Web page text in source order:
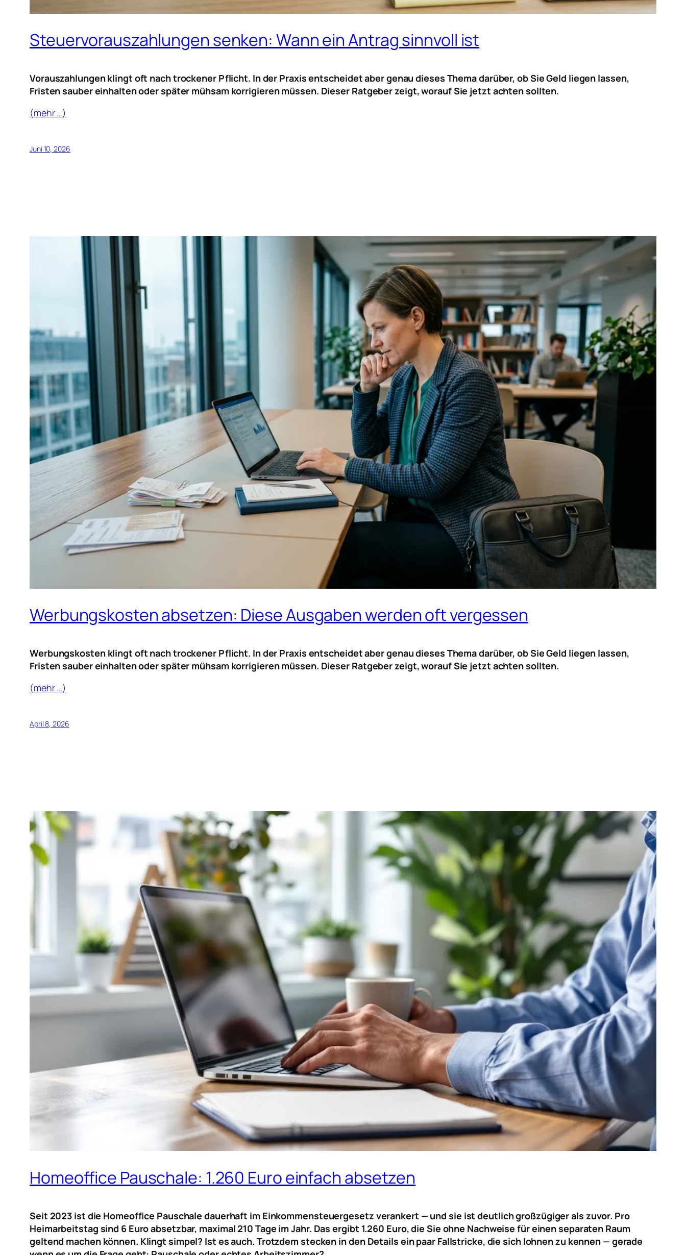
Steuervorauszahlungen senken: Wann ein Antrag sinnvoll ist
Vorauszahlungen klingt oft nach trockener Pflicht. In der Praxis entscheidet aber genau dieses Thema darüber, ob Sie Geld liegen lassen,
Fristen sauber einhalten oder später mühsam korrigieren müssen. Dieser Ratgeber zeigt, worauf Sie jetzt achten sollten.
(mehr …)
Juni 10, 2026
Werbungskosten absetzen: Diese Ausgaben werden oft vergessen
Werbungskosten klingt oft nach trockener Pflicht. In der Praxis entscheidet aber genau dieses Thema darüber, ob Sie Geld liegen lassen,
Fristen sauber einhalten oder später mühsam korrigieren müssen. Dieser Ratgeber zeigt, worauf Sie jetzt achten sollten.
(mehr …)
April 8, 2026
Homeoffice Pauschale: 1.260 Euro einfach absetzen
Seit 2023 ist die Homeoffice Pauschale dauerhaft im Einkommensteuergesetz verankert — und sie ist deutlich großzügiger als zuvor. Pro
Heimarbeitstag sind 6 Euro absetzbar, maximal 210 Tage im Jahr. Das ergibt 1.260 Euro, die Sie ohne Nachweise für einen separaten Raum
geltend machen können. Klingt simpel? Ist es auch. Trotzdem stecken in den Details ein paar Fallstricke, die sich lohnen zu kennen — gerade